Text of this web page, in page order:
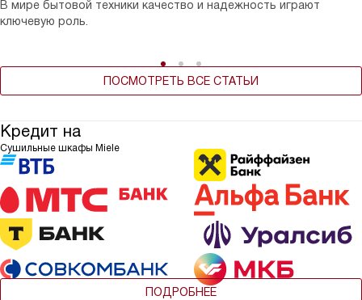
В мире бытовой техники качество и надежность играют
ключевую роль.
ПОСМОТРЕТЬ ВСЕ СТАТЬИ
Кредит на
Сушильные шкафы Miele
ПОДРОБНЕЕ